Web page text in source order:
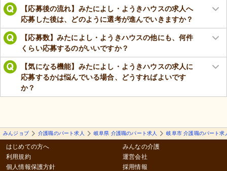
【応募後の流れ】みたによし・ようきハウスの求人へ
応募した後は、どのように選考が進んでいきますか？
【応募数】みたによし・ようきハウスの他にも、何件
くらい応募するのがいいですか？
【気になる機能】みたによし・ようきハウスの求人に
応募するかは悩んでいる場合、どうすればよいです
か？
みんジョブ 介護職のパート求人 岐阜県 介護職のパート求人 岐阜市 介護職のパート求
はじめての方へ
利用規約
個人情報保護方針
みんなの介護
運営会社
採用情報